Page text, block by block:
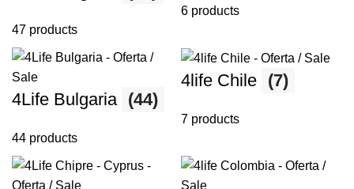
47 products
6 products
4Life Bulgaria (44)
44 products
4life Chile (7)
7 products